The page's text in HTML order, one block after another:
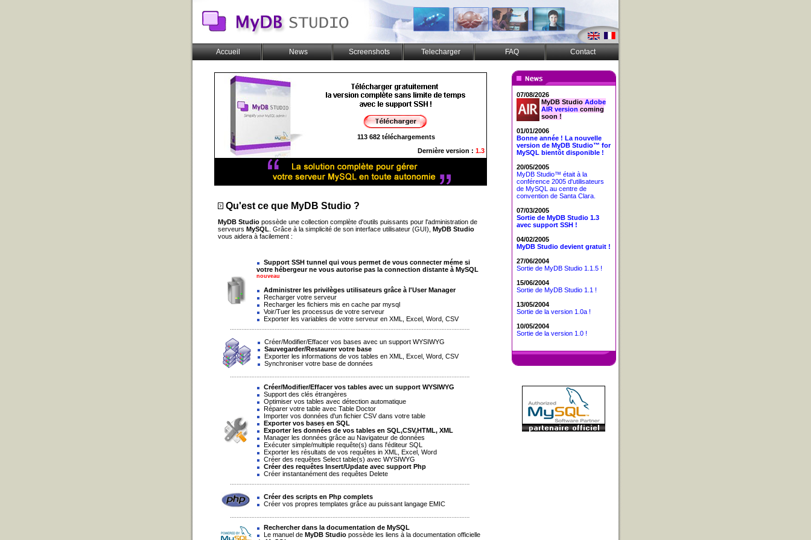
Accueil News Screenshots Telecharger FAQ Contact
113 682 téléchargements
Dernière version : 1.3
Qu'est ce que MyDB Studio?
MyDB Studiopossède une collection complète d'outils puissants pour l'administration de
serveurs MySQL . Grâce à la simplicité de son interface utilisateur (GUI), MyDB Studio
vous aidera à facilement :
Support SSH tunnel qui vous permet de vous connecter méme si
votre hébergeur ne vous autorise pas la connection distante à MySQL
nouveau
Administrer les privilèges utilisateurs grâce à l'User Manager
Recharger votre serveur
Recharger les fichiers mis en cache par mysql
Voir/Tuer les processus de votre serveur
Exporter les variables de votre serveur en XML, Excel, Word, CSV
Créer/Modifier/Effacer vos bases avec un support WYSIWYG
Sauvegarder/Restaurer votre base
Exporter les informations de vos tables en XML, Excel, Word, CSV
Synchroniser votre base de données
Créer/Modifier/Effacer vos tables avec un support WYSIWYG
Support des clés étrangères
Optimiser vos tables avec détection automatique
Réparer votre table avec Table Doctor
Importer vos données d'un fichier CSV dans votre table
Exporter vos bases en SQL
Exporter les données de vos tables en SQL,CSV,HTML, XML
Manager les données grâce au Navigateur de données
Exécuter simple/multiple requête(s) dans l'éditeur SQL
Exporter les résultats de vos requêtes in XML, Excel, Word
Créer des requêtes Select table(s) avec WYSIWYG
Créer des requêtes Insert/Update avec support Php
Créer instantanément des requêtes Delete
Créer des scripts en Php complets
Créer vos propres templates grâce au puissant langage EMIC
Rechercher dans la documentation de MySQL
Le manuel de MyDB Studiopossède les liens à la documentation officielle
07/08/2026
MyDB Studio Adobe
AIR version coming
soon !
01/01/2006
Bonne année ! La nouvelle
version de MyDB Studio™ for
MySQL bientôt disponible !
20/05/2005
MyDB Studio™ était à la
conférence 2005 d'utilisateurs
de MySQL au centre de
convention de Santa Clara.
07/03/2005
Sortie de MyDB Studio 1.3
avec support SSH !
04/02/2005
MyDB Studio devient gratuit !
27/06/2004
Sortie de MyDB Studio 1.1.5 !
15/06/2004
Sortie de MyDB Studio 1.1 !
13/05/2004
Sortie de la version 1.0a !
10/05/2004
Sortie de la version 1.0 !